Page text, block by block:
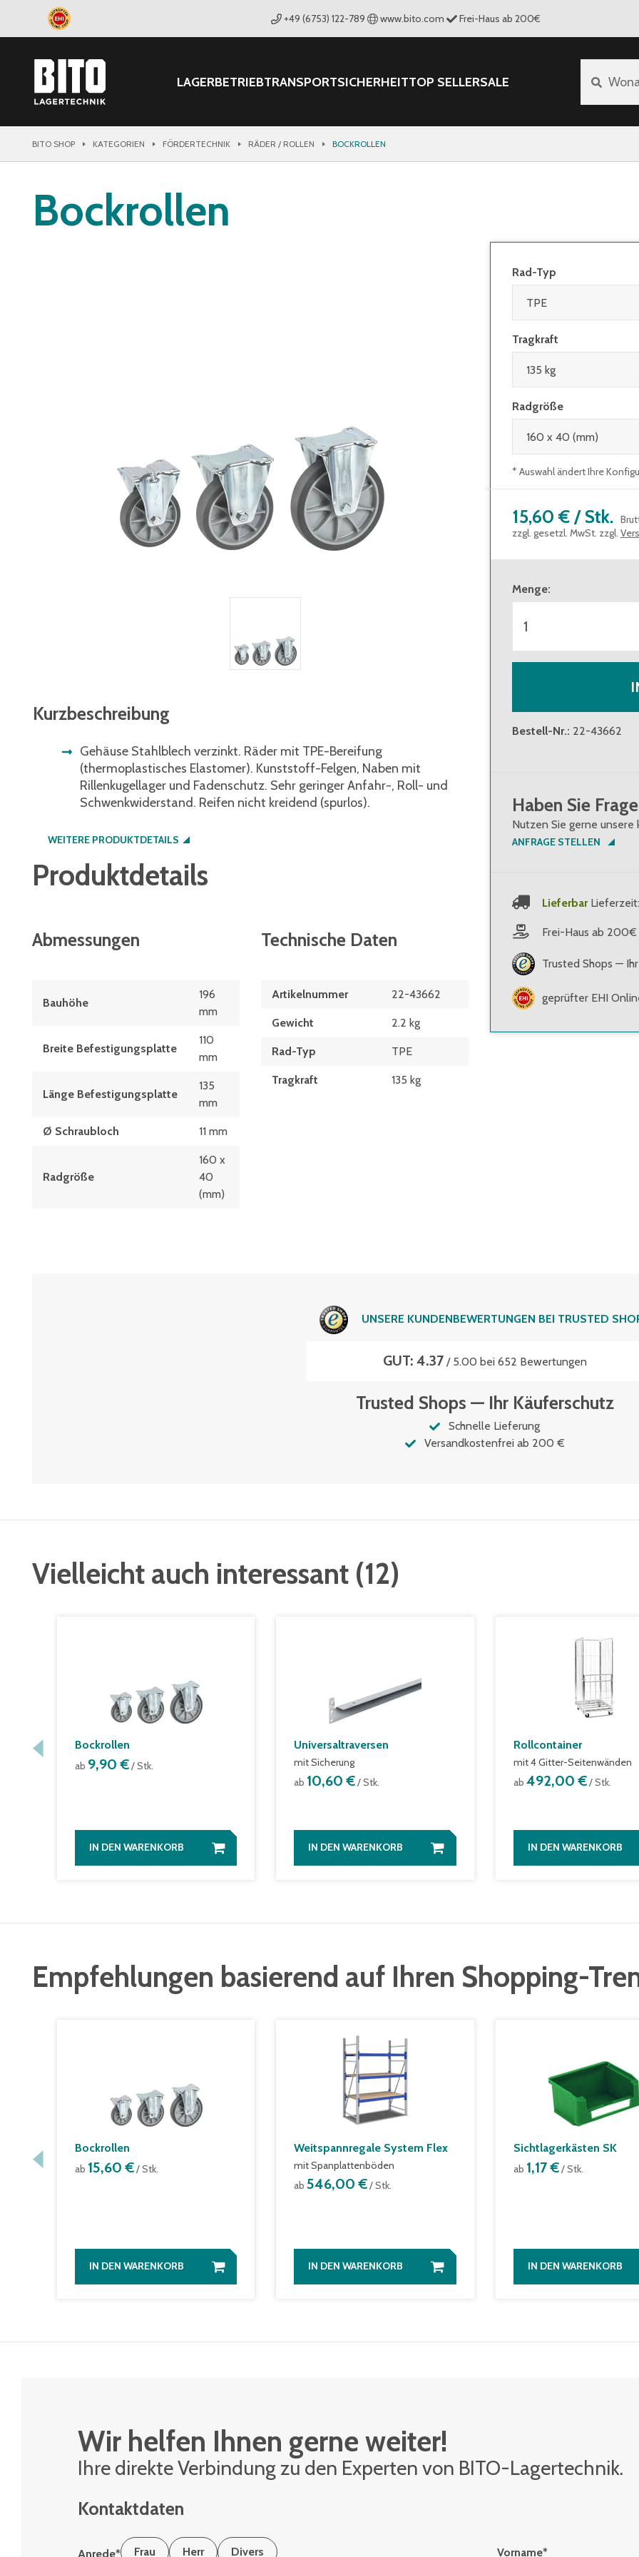
+49 (6753) 122-789 www.bito.com Frei-Haus ab 200€
LAGERBETRIEBTRANSPORTSICHERHEITTOP SELLERSALE
BITO SHOP KATEGORIEN FÖRDERTECHNIK RÄDER / ROLLEN BOCKROLLEN
Bockrollen
Kurzbeschreibung
Gehäuse Stahlblech verzinkt. Räder mit TPE-Bereifung
(thermoplastisches Elastomer). Kunststoff-Felgen, Naben mit
Rillenkugellager und Fadenschutz. Sehr geringer Anfahr-, Roll- und
Schwenkwiderstand. Reifen nicht kreidend (spurlos).
WEITERE PRODUKTDETAILS
Produktdetails
Abmessungen
Bauhöhe
196
mm
Breite Befestigungsplatte
110
mm
Länge Befestigungsplatte
135
mm
Ø Schraubloch 11 mm
Radgröße
160 x
40
(mm)
Technische Daten
Artikelnummer 22-43662
Gewicht 2.2 kg
Rad-Typ TPE
Tragkraft 135 kg
Rad-Typ
Tragkraft
Radgröße
* Auswahl ändert Ihre
15,60 € / Stk.
zzgl. gesetzl. MwSt. zzgl.
Menge:
Bestell-Nr.: 22-43662
Haben Sie
Nutzen Sie gerne unsere
ANFRAGE STELLEN
Lieferbar
Frei-Haus ab 200€
Trusted Shops —
geprüfter EHI
UNSERE KUNDENBEWERTUNGEN BEI TRUSTED
GUT: 4.37/ 5.00 bei 652 Bewertungen
Trusted Shops — Ihr Käuferschutz
Schnelle Lieferung
Versandkostenfrei ab 200 €
Vielleicht auch interessant (12)
Bockrollen
ab 9,90 €/ Stk.
IN DEN WARENKORB
Universaltraversen
mit Sicherung
ab 10,60 €/ Stk.
IN DEN WARENKORB
Rollcontainer
mit 4 Gitter-Seitenwänden
ab 492,00 €/ Stk.
IN DEN WARENKORB
Empfehlungen basierend auf Ihren Shopping-
Bockrollen
ab 15,60 €/ Stk.
IN DEN WARENKORB
Weitspannregale System Flex
mit Spanplattenböden
ab546,00 €/ Stk.
IN DEN WARENKORB
Sichtlagerkästen SK
ab 1,17 €/ Stk.
IN DEN WARENKORB
Wir helfen Ihnen gerne weiter!
Ihre di­rek­te Ver­bin­dung zu den Ex­per­ten von BITO-La­ger­tech­nik.
Kontaktdaten
Anrede* Frau Herr Divers Vorname*